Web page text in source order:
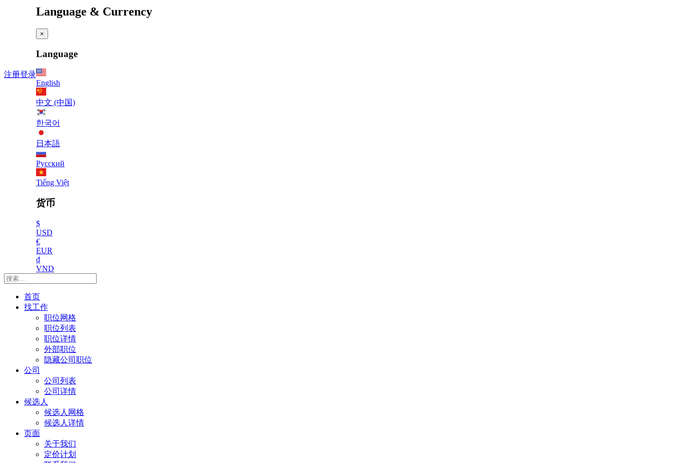
注册登录
Language & Currency
×
Language
English
中文 (中国)
한국어
日本語
Русский
Tiếng Việt
货币
$
USD
€
EUR
₫
VND
首页
找工作
职位网格
职位列表
职位详情
外部职位
隐藏公司职位
公司
公司列表
公司详情
候选人
候选人网格
候选人详情
页面
关于我们
定价计划